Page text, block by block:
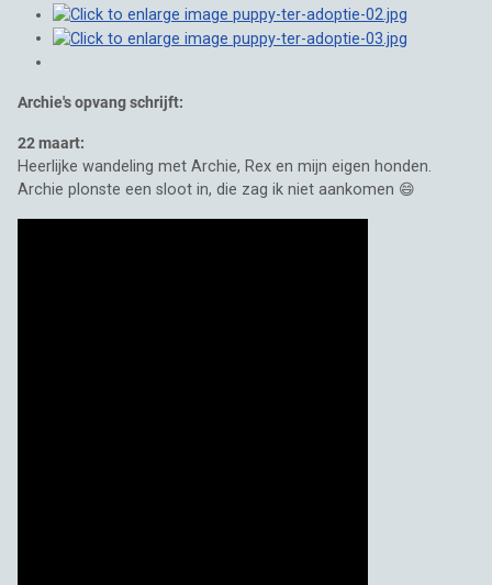
Archie's opvang schrijft:
22 maart:
Heerlijke wandeling met Archie, Rex en mijn eigen honden.
Archie plonste een sloot in, die zag ik niet aankomen 😄